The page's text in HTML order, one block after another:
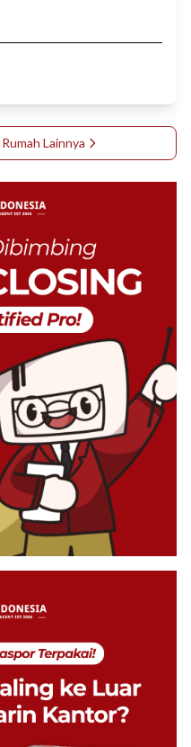
Rumah Lainnya